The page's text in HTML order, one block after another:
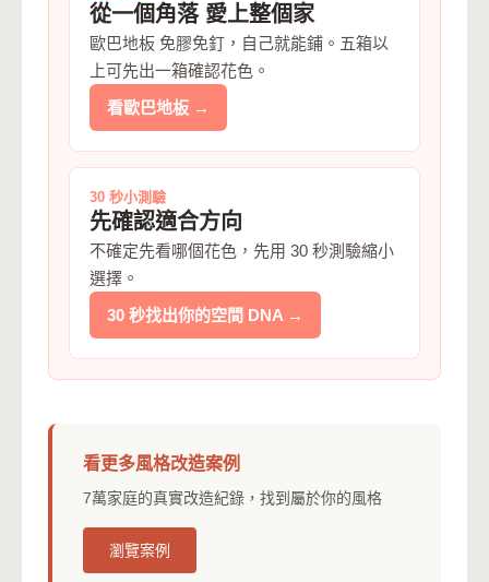
從一個角落 愛上整個家
歐巴地板 免膠免釘，自己就能鋪。五箱以
上可先出一箱確認花色。
看歐巴地板 →
30 秒小測驗
先確認適合方向
不確定先看哪個花色，先用 30 秒測驗縮小
選擇。
30 秒找出你的空間 DNA →
看更多風格改造案例
7萬家庭的真實改造紀錄，找到屬於你的風格
瀏覽案例